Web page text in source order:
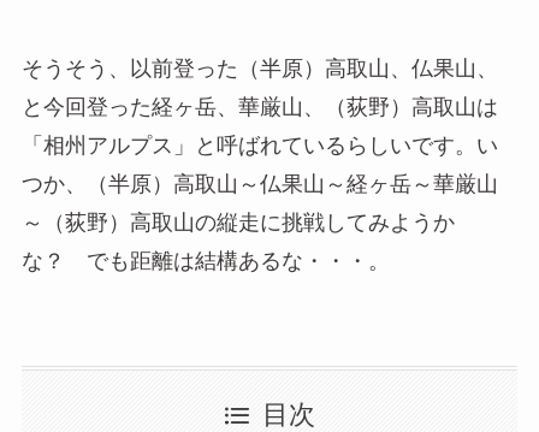
そうそう、以前登った（半原）高取山、仏果山、
と今回登った経ヶ岳、華厳山、（荻野）高取山は
「相州アルプス」と呼ばれているらしいです。い
つか、（半原）高取山～仏果山～経ヶ岳～華厳山
～（荻野）高取山の縦走に挑戦してみようか
な？ でも距離は結構あるな・・・。
目次